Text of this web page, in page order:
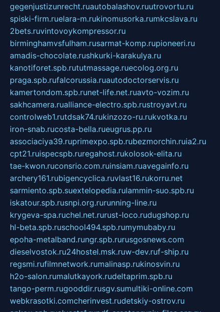
gegenjustizunrecht.ruautobalashov.ruutrovortu.ru
spiski-firm.ruelara-m.rukinomusorka.rumkcslava.ru
2bets.ruvintovoykompressor.ru
birminghamvsfulham.rusarmat-komp.rupioneeri.ru
amadis-chocolate.rushkurki-karakulya.ru
kanotiforet.spb.rututmassage.ruecolog.org.ru
praga.spb.rufalcorussia.ruautodoctorservis.ru
kamertondom.spb.runet-life.net.ruavto-vozim.ru
sakhcamera.rualliance-electro.spb.rustroyavt.ru
controlweb1.rutdsak74.rukinzozo-ru.rukvotka.ru
iron-snab.rucosta-bella.rueugrus.pp.ru
associaciya39.ruprimexpo.spb.rubezmorchin.ruia2.ru
cpt21.ruispecspb.ruregahost.rukolosok-elita.ru
tae-kwon.ruconsrio.com.ruinsiam.ruavegainfo.ru
archery161.rubigencyclica.ruvlast16.rukorru.net
sarmiento.spb.suextelopedia.rulammin-suo.spb.ru
iskatour.spb.rusnpi.org.rurunning-line.ru
krygeva-spa.ruchel.net.rurust-loco.rudugshop.ru
hl-beta.spb.ruschool494.spb.rumymubaby.ru
epoha-metalband.rungr.spb.rurusgosnews.com
dieselvostok.ru24hostel.msk.ruw-dev.ruf-ship.ru
regsmi.rufilmnetwork.rumalinasp.rukinosvin.ru
h2o-salon.rumalutkayork.rudeltaprim.spb.ru
tango-perm.rugooddir.rusgv.sumultiki-online.com
webkrasotki.comcherinvest.rudetskiy-ostrov.ru